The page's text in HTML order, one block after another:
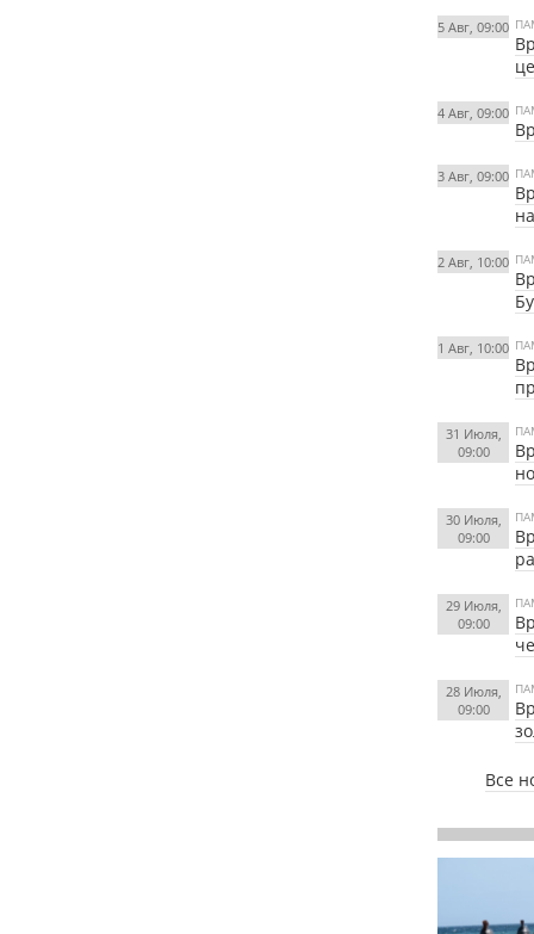
5 Авг, 09:00
4 Авг, 09:00
3 Авг, 09:00
2 Авг, 10:00
1 Авг, 10:00
31 Июля,
09:00
30 Июля,
09:00
29 Июля,
09:00
28 Июля,
09:00
Все